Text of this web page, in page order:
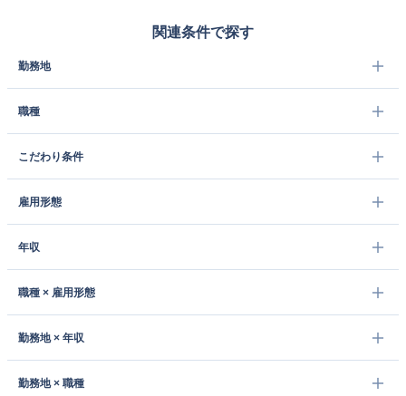
関連条件で探す
勤務地
職種
こだわり条件
雇用形態
年収
職種 × 雇用形態
勤務地 × 年収
勤務地 × 職種